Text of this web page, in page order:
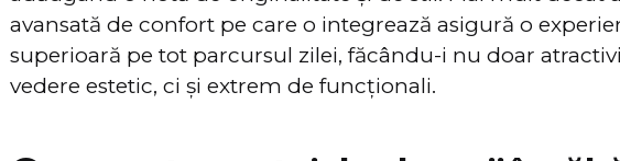
avansată de confort pe care o integrează asigură o
superioară pe tot parcursul zilei, făcându-i nu doar
vedere estetic, ci și extrem de funcționali.